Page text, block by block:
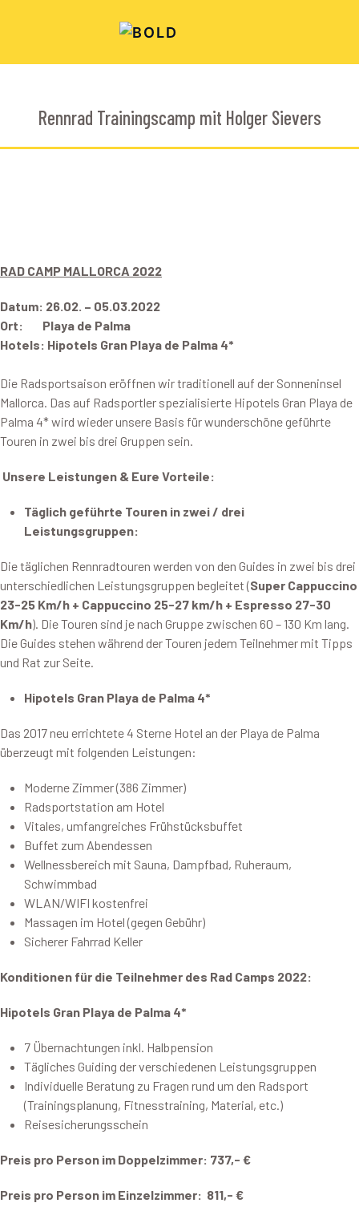
Rennrad Trainingscamp mit Holger Sievers
RAD CAMP MALLORCA 2022
Datum: 26.02. – 05.03.2022
Ort: Playa de Palma
Hotels: Hipotels Gran Playa de Palma 4*
Die Radsportsaison eröffnen wir traditionell auf der Sonneninsel
Mallorca. Das auf Radsportler spezialisierte Hipotels Gran Playa de
Palma 4* wird wieder unsere Basis für wunderschöne geführte
Touren in zwei bis drei Gruppen sein.
Unsere Leistungen & Eure Vorteile:
Täglich geführte Touren in zwei / drei
Leistungsgruppen:
Die täglichen Rennradtouren werden von den Guides in zwei bis drei
unterschiedlichen Leistungsgruppen begleitet (Super Cappuccino
23-25 Km/h + Cappuccino 25-27 km/h + Espresso 27-30
Km/h). Die Touren sind je nach Gruppe zwischen 60 – 130 Km lang.
Die Guides stehen während der Touren jedem Teilnehmer mit Tipps
und Rat zur Seite.
Hipotels Gran Playa de Palma 4*
Das 2017 neu errichtete 4 Sterne Hotel an der Playa de Palma
überzeugt mit folgenden Leistungen:
Moderne Zimmer (386 Zimmer)
Radsportstation am Hotel
Vitales, umfangreiches Frühstücksbuffet
Buffet zum Abendessen
Wellnessbereich mit Sauna, Dampfbad, Ruheraum,
Schwimmbad
WLAN/WIFI kostenfrei
Massagen im Hotel (gegen Gebühr)
Sicherer Fahrrad Keller
Konditionen für die Teilnehmer des Rad Camps 2022:
Hipotels Gran Playa de Palma 4*
7 Übernachtungen inkl. Halbpension
Tägliches Guiding der verschiedenen Leistungsgruppen
Individuelle Beratung zu Fragen rund um den Radsport
(Trainingsplanung, Fitnesstraining, Material, etc.)
Reisesicherungsschein
Preis pro Person im Doppelzimmer: 737,- €
Preis pro Person im Einzelzimmer: 811,- €